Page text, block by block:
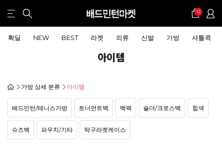
0
확딜 NEW BEST 라켓 의류 신발 가방 셔틀콕
아이템
가방 상세 분류 아이템
배드민턴/테니스가방 토너먼트백 백팩 숄더/크로스백 힙색
슈즈백 파우치/기타 탁구라켓케이스